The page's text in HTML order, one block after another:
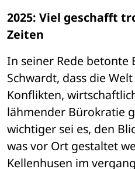
2025: Viel geschafft
Zeiten
In seiner Rede betonte
Schwardt, dass die
Konflikten,
lähmender Bürokratie
wichtiger sei es, den
was vor Ort gestaltet
Kellenhusen im